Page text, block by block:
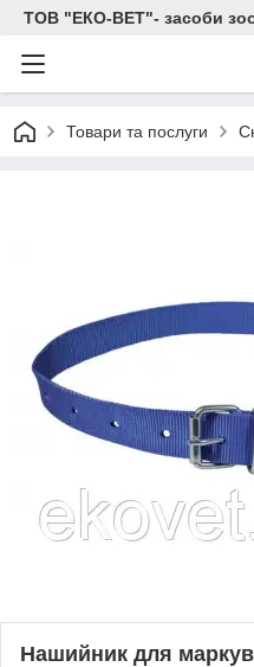
ТОВ "ЕКО-ВЕТ"- засоби
Товари та послуги
Нашийник для